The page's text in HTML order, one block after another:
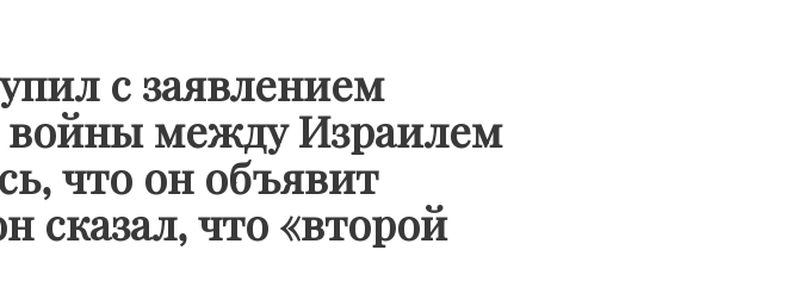
с заявлением
войны между Израилем
что он объявит
сказал, что «второй